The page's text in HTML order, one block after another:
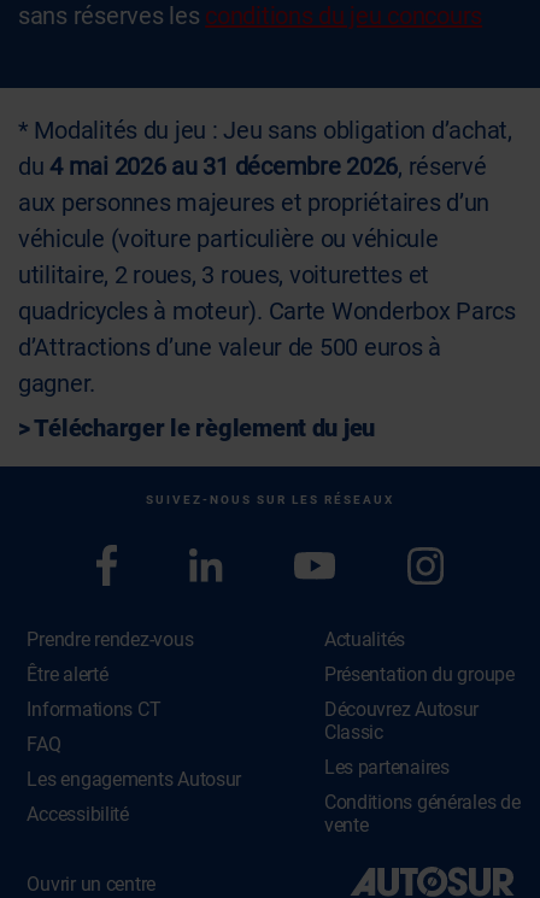
sans réserves les conditions du jeu concours
* Modalités du jeu :Jeu sans obligation d’achat,
du4 mai 2026 au 31 décembre 2026, réservé
aux personnes majeures et propriétaires d’un
véhicule (voiture particulière ou véhicule
utilitaire, 2 roues, 3 roues, voiturettes et
quadricycles à moteur). Carte Wonderbox Parcs
d’Attractions d’une valeur de 500 euros à
gagner.
> Télécharger le règlement du jeu
SUIVEZ-NOUS SUR LES RÉSEAUX
Prendre rendez-vous
Être alerté
Informations CT
FAQ
Les engagements Autosur
Accessibilité
Actualités
Présentation du groupe
Découvrez Autosur
Classic
Les partenaires
Conditions générales de
vente
Ouvrir un centre